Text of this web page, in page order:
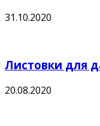
31.10.2020
Листовки для
20.08.2020